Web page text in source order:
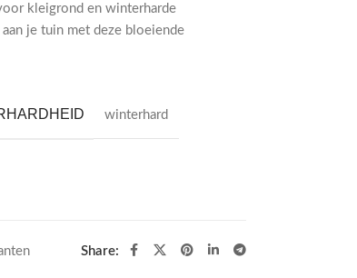
kleigrond en winterharde
je tuin met deze bloeiende
winterhard
Share: